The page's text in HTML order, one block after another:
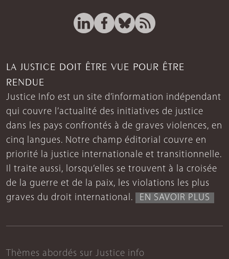
LA JUSTICE DOIT ÊTRE VUE POUR ÊTRE
RENDUE
Justice Info est un site d’information indépendant
qui couvre l’actualité des initiatives de justice
dans les pays confrontés à de graves violences, en
cinq langues. Notre champ éditorial couvre en
priorité la justice internationale et transitionnelle.
Il traite aussi, lorsqu’elles se trouvent à la croisée
de la guerre et de la paix, les violations les plus
graves du droit international.
EN SAVOIR PLUS
Thèmes abordés sur Justice info